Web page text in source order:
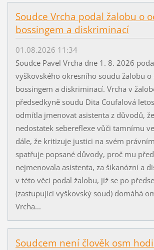
Soudce Vrcha podal žalobu o
bossingem a diskriminací
01.08.2026 11:34
Soudce Pavel Vrcha dne 1. 8. 2026
vyškovského okresního soudu žalobu
bossingem a diskriminací. Vrcha v
předsedkyně soudu Dita Coufalová
odmítla jmenovat asistenta z důvodů,
nedostatek sebereflexe vůči tamnímu
dále, že kritizuje justici na svém
spatřuje popsané důvody, proč mu
nejmenovala asistenta, za šikanózní a
v této věci podal žalobu, jíž se po
(zastupující vyškovský soud) domáhá
Vrcha...
Soudcem není člověk osm